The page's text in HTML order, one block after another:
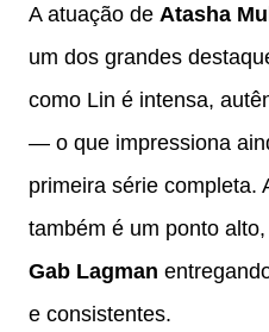
A atuação de Atasha
um dos grandes
como Lin é intensa,
— o que impressiona
primeira série completa.
também é um ponto
Gab Lagman
e consistentes.